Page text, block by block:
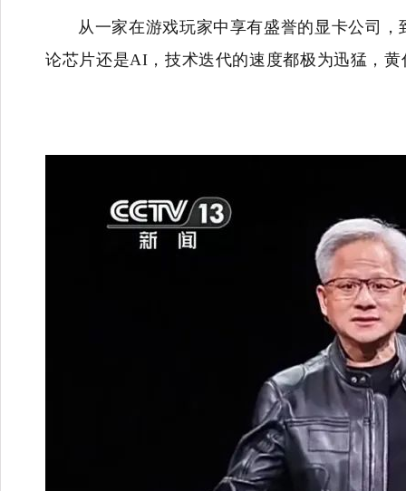
从一家在游戏玩家中享有盛誉的显卡公司
论芯片还是AI，技术迭代的速度都极为迅猛，